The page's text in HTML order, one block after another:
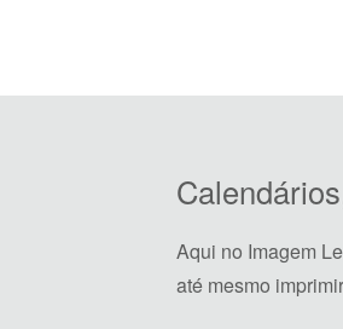
Aqui no Imagem
até mesmo